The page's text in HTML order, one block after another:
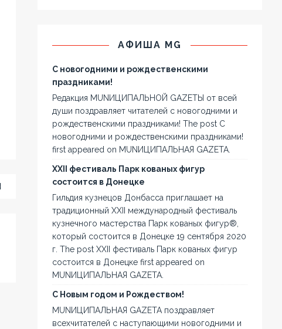
АФИША MG
С новогодними и рождественскими
праздниками!
Редакция MUNИЦИПАЛЬНОЙ GAZЕТЫ от всей
души поздравляет читателей с новогодними и
рождественскими праздниками! The post С
новогодними и рождественскими праздниками!
first appeared on MUNИЦИПАЛЬНАЯ GAZЕТА.
XXII фестиваль Парк кованых фигур
состоится в Донецке
Гильдия кузнецов Донбасса приглашает на
традиционный XXII международный фестиваль
кузнечного мастерства Парк кованых фигур®,
который состоится в Донецке 19 сентября 2020
г. The post XXII фестиваль Парк кованых фигур
состоится в Донецке first appeared on
MUNИЦИПАЛЬНАЯ GAZЕТА.
С Новым годом и Рождеством!
MUNИЦИПАЛЬНАЯ GAZЕТА поздравляет
всехчитателей с наступающими новогодними и